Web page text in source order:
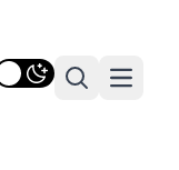
Поиск